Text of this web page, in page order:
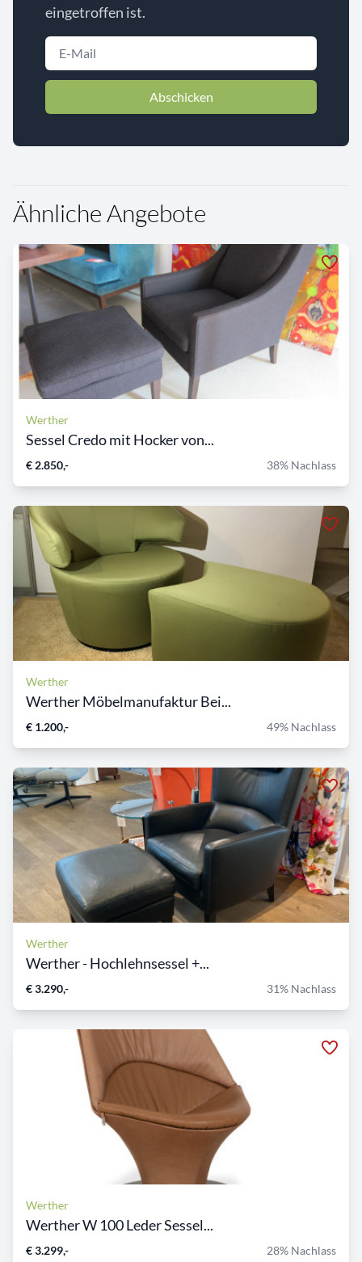
eingetroffen ist.
Abschicken
Ähnliche Angebote
Werther
Sessel Credo mit Hocker von...
€ 2.850,- 38% Nachlass
Werther
Werther Möbelmanufaktur Bei...
€ 1.200,- 49% Nachlass
Werther
Werther - Hochlehnsessel +...
€ 3.290,- 31% Nachlass
Werther
Werther W 100 Leder Sessel...
€ 3.299,- 28% Nachlass